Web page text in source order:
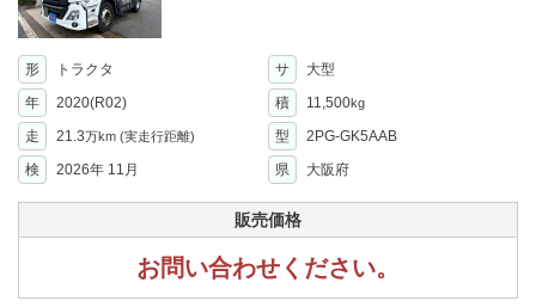
形 トラクタ サ
大型
年
2020(R02) 積 11,500kg
走 21.3万km (実走行距離) 型
2PG-GK5AAB
検
2026年 11月 県 大阪府
販売価格
お問い合わせください。